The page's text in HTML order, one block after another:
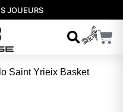
JOUEURS
Saint Yrieix Basket